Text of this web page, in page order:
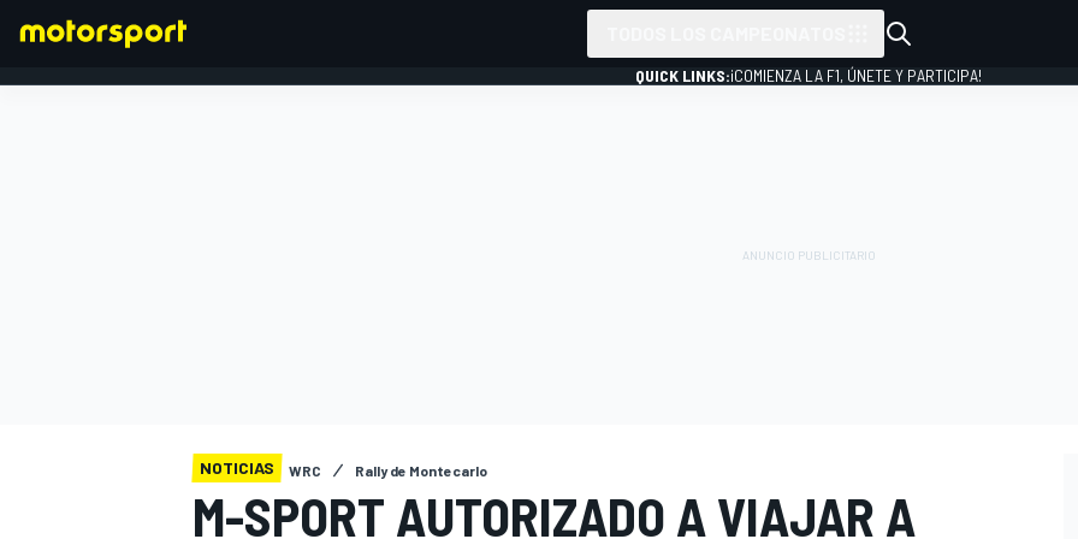
QUICK LINKS:¡COMIENZA LA F1, ÚNETE Y PARTICIPA!
NOTICIAS WRC Rally de Montecarlo
M-SPORT AUTORIZADO A VIAJAR A